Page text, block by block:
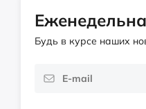
Будь в курсе наших